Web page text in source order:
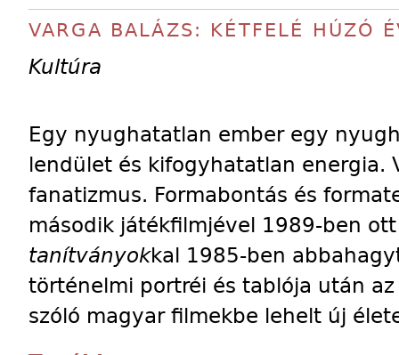
VARGA BALÁZS: KÉTFELÉ HÚZÓ
Kultúra
Egy nyughatatlan ember egy
lendület és kifogyhatatlan energia.
fanatizmus. Formabontás és
második játékfilmjével 1989-ben
tanítványokkal 1985-ben
történelmi portréi és tablója után
szóló magyar filmekbe lehelt új